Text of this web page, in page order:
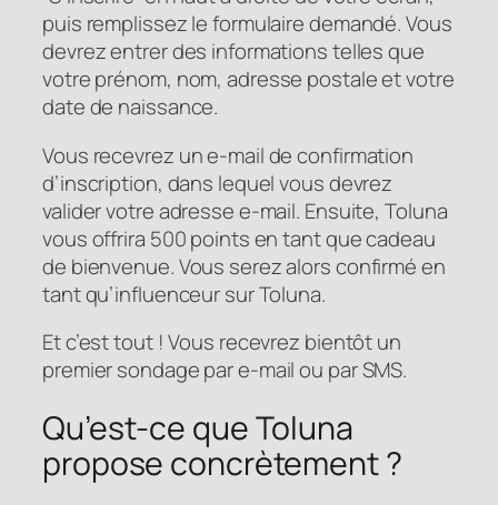
puis remplissez le formulaire demandé. Vous
devrez entrer des informations telles que
votre prénom, nom, adresse postale et votre
date de naissance.
Vous recevrez un e-mail de confirmation
d’inscription, dans lequel vous devrez
valider votre adresse e-mail. Ensuite, Toluna
vous offrira 500 points en tant que cadeau
de bienvenue. Vous serez alors confirmé en
tant qu’influenceur sur Toluna.
Et c’est tout ! Vous recevrez bientôt un
premier sondage par e-mail ou par SMS.
Qu’est-ce que Toluna
propose concrètement ?